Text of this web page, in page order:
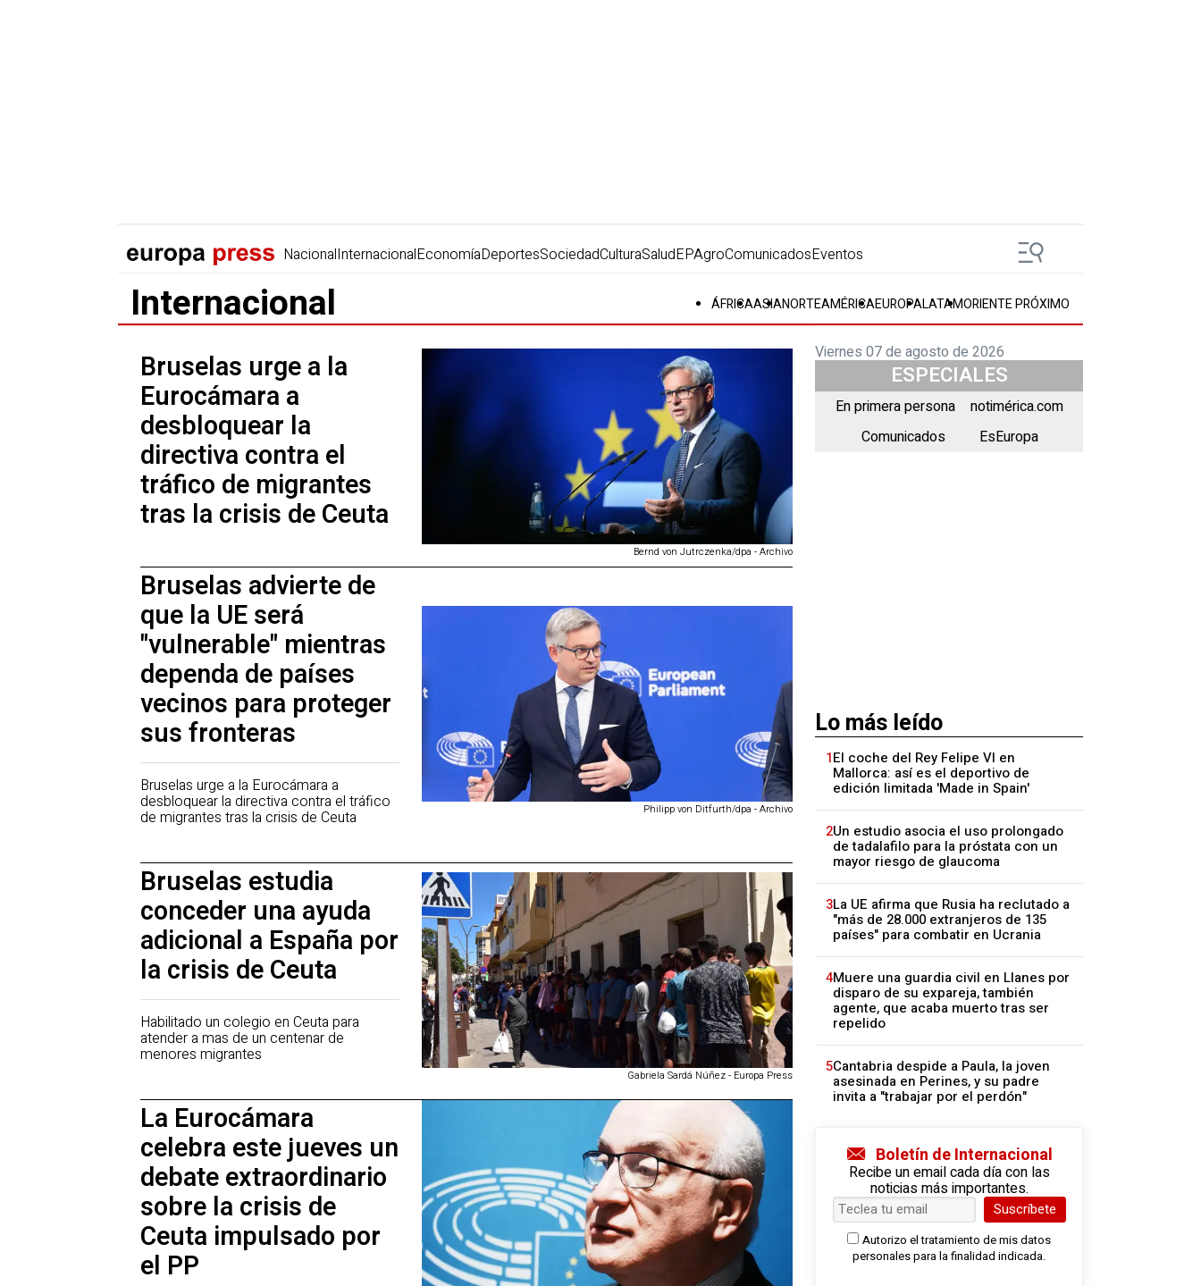
NacionalInternacionalEconomíaDeportesSociedadCulturaSaludEPAgroComunicadosEventos
Internacional ÁFRICAASIANORTEAMÉRICAEUROPALATAMORIENTE PRÓXIMO
Bernd von Jutrczenka/dpa - Archivo
Bruselas urge a la
Eurocámara a
desbloquear la
directiva contra el
tráfico de migrantes
tras la crisis de Ceuta
Philipp von Ditfurth/dpa - Archivo
Bruselas advierte de
que la UE será
"vulnerable" mientras
dependa de países
vecinos para proteger
sus fronteras
Bruselas urge a la Eurocámara a
desbloquear la directiva contra el tráfico
de migrantes tras la crisis de Ceuta
Gabriela Sardá Núñez - Europa Press
Bruselas estudia
conceder una ayuda
adicional a España por
la crisis de Ceuta
Habilitado un colegio en Ceuta para
atender a mas de un centenar de
menores migrantes
La Eurocámara
celebra este jueves un
debate extraordinario
sobre la crisis de
Ceuta impulsado por
el PP
Viernes 07 de agosto de 2026
ESPECIALES
En primera persona
notimérica.com
Comunicados
EsEuropa
Lo más leído
1El coche del Rey Felipe VI en
Mallorca: así es el deportivo de
edición limitada 'Made in Spain'
2Un estudio asocia el uso prolongado
de tadalafilo para la próstata con un
mayor riesgo de glaucoma
3La UE afirma que Rusia ha reclutado a
"más de 28.000 extranjeros de 135
países" para combatir en Ucrania
4Muere una guardia civil en Llanes por
disparo de su expareja, también
agente, que acaba muerto tras ser
repelido
5Cantabria despide a Paula, la joven
asesinada en Perines, y su padre
invita a "trabajar por el perdón"
Boletín de Internacional
Recibe un email cada día con las
noticias más importantes.
Suscríbete
Autorizo el tratamiento de mis datos
personales para la finalidad indicada.